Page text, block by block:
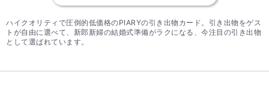
ハイクオリティで圧倒的低価格のPIARYの引き出物カード。引き出物をゲス
トが自由に選べて、新郎新婦の結婚式準備がラクになる、今注目の引き出物
として選ばれています。